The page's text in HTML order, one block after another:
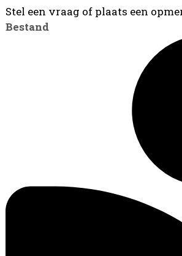
Stel een vraag of plaats een
Bestand